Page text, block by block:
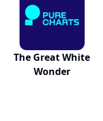
The Great White
Wonder